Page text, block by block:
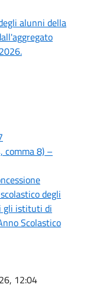
alunni della
comma 8) –
degli
gli istituti di
Scolastico
12:04